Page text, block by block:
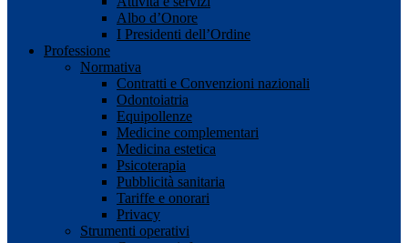
Albo d’Onore
I Presidenti dell’Ordine
Professione
Normativa
Contratti e Convenzioni nazionali
Odontoiatria
Equipollenze
Medicine complementari
Medicina estetica
Psicoterapia
Pubblicità sanitaria
Tariffe e onorari
Privacy
Strumenti operativi